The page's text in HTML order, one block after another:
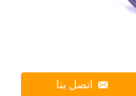
اتصل بنا